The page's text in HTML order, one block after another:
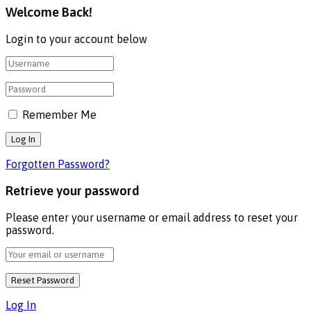
Welcome Back!
Login to your account below
Remember Me
Forgotten Password?
Retrieve your password
Please enter your username or email address to reset your
password.
Log In